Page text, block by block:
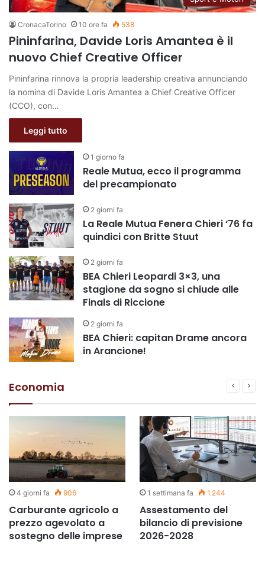
CronacaTorino 10 ore fa 538
Pininfarina, Davide Loris Amantea è il
nuovo Chief Creative Officer
Pininfarina rinnova la propria leadership creativa annunciando
la nomina di Davide Loris Amantea a Chief Creative Officer
(CCO), con…
Leggi tutto
1 giorno fa
Reale Mutua, ecco il programma
del precampionato
2 giorni fa
La Reale Mutua Fenera Chieri ‘76 fa
quindici con Britte Stuut
2 giorni fa
BEA Chieri Leopardi 3×3, una
stagione da sogno si chiude alle
Finals di Riccione
2 giorni fa
BEA Chieri: capitan Drame ancora
in Arancione!
Economia
4 giorni fa 906
Carburante agricolo a
prezzo agevolato a
sostegno delle imprese
1 settimana fa 1.244
Assestamento del
bilancio di previsione
2026-2028